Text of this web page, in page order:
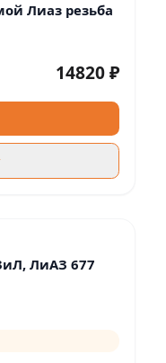
Лиаз резьба
14820 ₽
ЛиАЗ 677